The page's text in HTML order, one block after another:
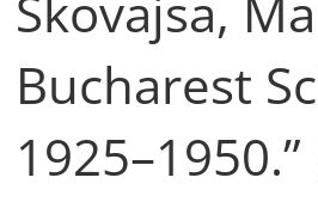
Bucharest